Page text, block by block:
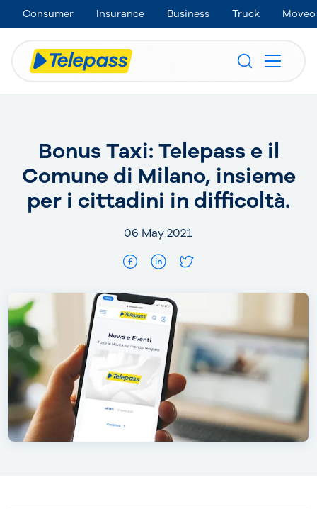
Consumer Insurance Business Truck Moveo
Bonus Taxi: Telepass e il
Comune di Milano, insieme
per i cittadini in difficoltà.
06 May 2021